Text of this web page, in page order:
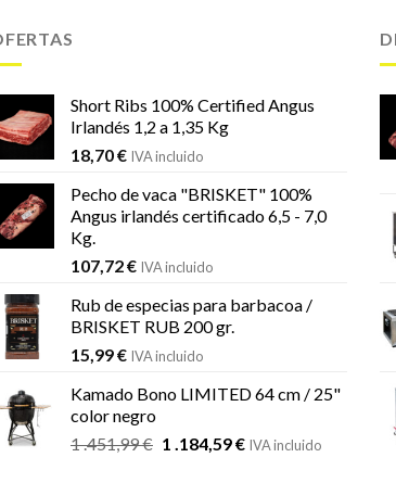
Short Ribs 100% Certified Angus
Irlandés 1,2 a 1,35 Kg
18,70€ IVA incluido
Pecho de vaca "BRISKET" 100%
Angus irlandés certificado 6,5 - 7,0
Kg.
107,72€ IVA incluido
Rub de especias para barbacoa /
BRISKET RUB 200 gr.
15,99€ IVA incluido
Kamado Bono LIMITED 64 cm / 25"
color negro
1 .451,99€ El
1 .184,59€ElIVA incluido